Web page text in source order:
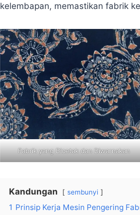
kelembapan, memastikan fabrik
Fabrik yang Dicetak dan Diwarnakan
Kandungan sembunyi
1 Prinsip Kerja Mesin Pengering